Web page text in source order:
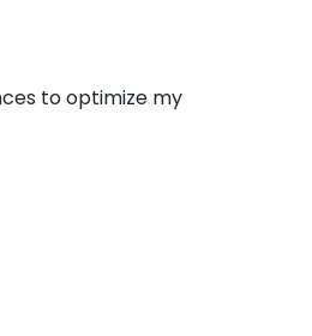
to optimize my